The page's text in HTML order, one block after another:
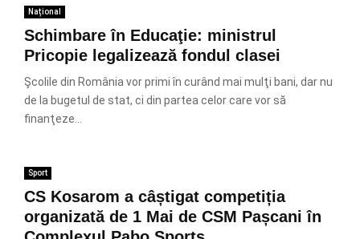
Național
Schimbare în Educaţie: ministrul
Pricopie legalizează fondul clasei
Şcolile din România vor primi în curând mai mulţi bani, dar nu
de la bugetul de stat, ci din partea celor care vor să
finanţeze...
Sport
CS Kosarom a câștigat competiția
organizată de 1 Mai de CSM Pașcani în